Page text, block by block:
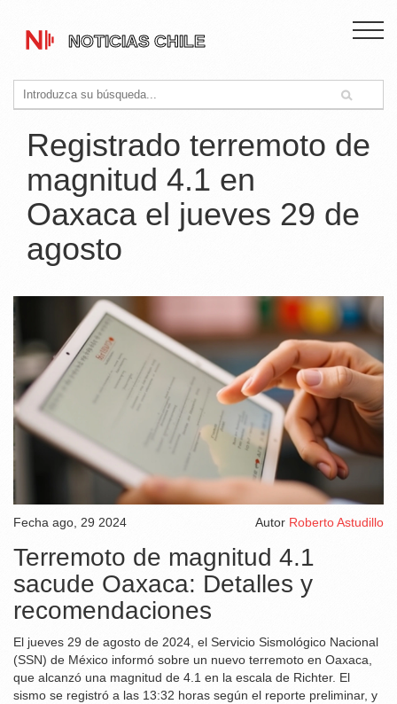
Registrado terremoto de
magnitud 4.1 en
Oaxaca el jueves 29 de
agosto
Fecha ago, 29 2024 Autor Roberto Astudillo
Terremoto de magnitud 4.1
sacude Oaxaca: Detalles y
recomendaciones
El jueves 29 de agosto de 2024, el Servicio Sismológico Nacional
(SSN) de México informó sobre un nuevo terremoto en Oaxaca,
que alcanzó una magnitud de 4.1 en la escala de Richter. El
sismo se registró a las 13:32 horas según el reporte preliminar, y